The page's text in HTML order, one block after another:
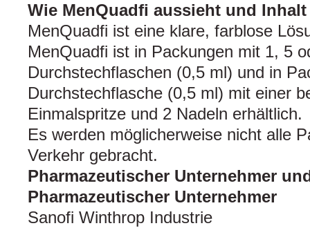
Wie MenQuadfi aussieht und
MenQuadfi ist eine klare, farblose
MenQuadfi ist in Packungen mit 1, 5
Durchstechflaschen (0,5 ml) und in
Durchstechflasche (0,5 ml) mit einer
Einmalspritze und 2 Nadeln erhältlich.
Es werden möglicherweise nicht alle
Verkehr gebracht.
Pharmazeutischer Unternehmer
Pharmazeutischer Unternehmer
Sanofi Winthrop Industrie